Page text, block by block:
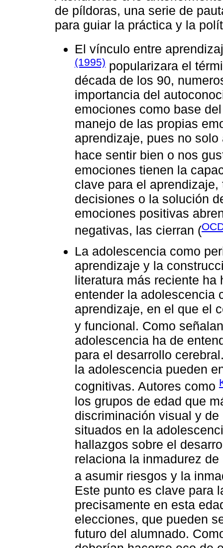
de píldoras, una serie de
para guiar la práctica y la
El vínculo entre
(1995) popularizara el
década de los 90,
importancia del
emociones como base
manejo de las propias
aprendizaje, pues no
hace sentir bien o nos
emociones tienen la
clave para el
decisiones o la solución
emociones positivas
negativas, las cierran (
La adolescencia como
aprendizaje y la
literatura más reciente
entender la adolescencia
aprendizaje, en el que el
y funcional. Como
adolescencia ha de
para el desarrollo
la adolescencia pueden
cognitivas. Autores como
los grupos de edad que
discriminación visual y
situados en la
hallazgos sobre el
relaciona la inmadurez
a asumir riesgos y la
Este punto es clave para
precisamente en esta
elecciones, que pueden
futuro del alumnado.